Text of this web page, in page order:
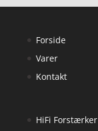
Forside
Varer
Kontakt
HiFi Forstærker